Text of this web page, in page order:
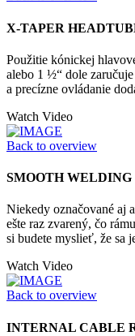
X-TAPER
Použitie kónickej
alebo 1 ½“ dole
a precízne ovládanie
Watch Video
Back to overview
SMOOTH WELDING
Niekedy označované aj
ešte raz zvarený, čo
si budete myslieť, že sa
Watch Video
Back to overview
INTERNAL CABLE